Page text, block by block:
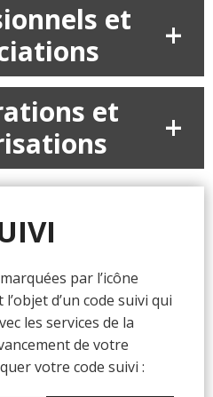
par l’icône
d’un code suivi qui
les services de la
de votre
votre code suivi :
et
et